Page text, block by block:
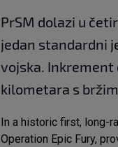
PrSM dolazi u
jedan standardni
vojska. Inkrement
kilometara s
In a historic first, long-
Operation Epic Fury,